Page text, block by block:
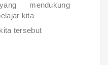
mendukung
kita
tersebut